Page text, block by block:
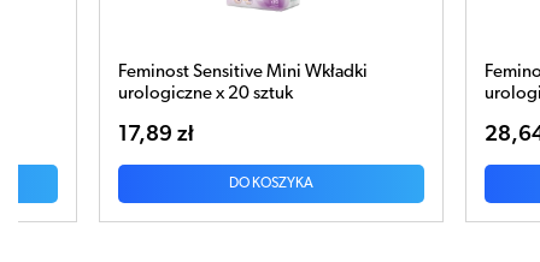
Feminost Sensitive Normal Wkładki
urologiczne x 24 sztuk
28,64 zł
DO KOSZYKA